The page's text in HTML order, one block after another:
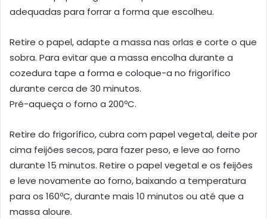
adequadas para forrar a forma que escolheu.
Retire o papel, adapte a massa nas orlas e corte o que
sobra. Para evitar que a massa encolha durante a
cozedura tape a forma e coloque-a no frigorífico
durante cerca de 30 minutos.
Pré-aqueça o forno a 200ºC.
Retire do frigorífico, cubra com papel vegetal, deite por
cima feijões secos, para fazer peso, e leve ao forno
durante 15 minutos. Retire o papel vegetal e os feijões
e leve novamente ao forno, baixando a temperatura
para os 160ºC, durante mais 10 minutos ou até que a
massa aloure.